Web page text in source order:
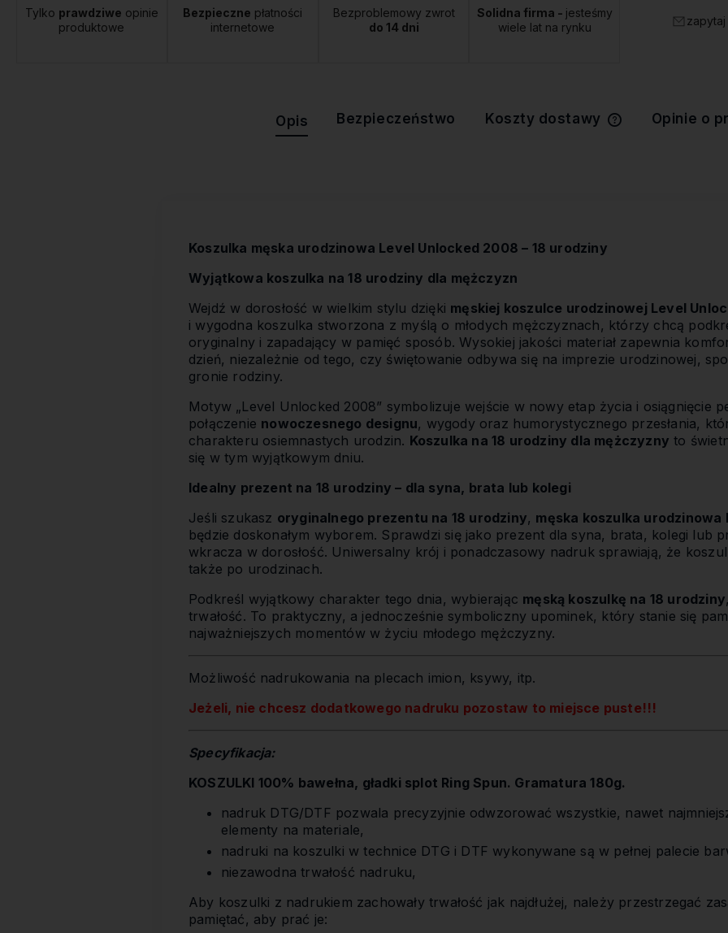
Tylko prawdziwe opinie
produktowe
Bezpieczne płatności
internetowe
Bezproblemowy zwrot
do 14 dni
Solidna firma - jesteśmy
wiele lat na rynku
Opis Bezpieczeństwo Koszty dostawy Opinie o
Koszulka męska urodzinowa Level Unlocked 2008 – 18 urodziny
Wyjątkowa koszulka na 18 urodziny dla mężczyzn
Wejdź w dorosłość w wielkim stylu dzięki męskiej koszulce urodzinowej Level
i wygodna koszulka stworzona z myślą o młodych mężczyznach, którzy chcą
oryginalny i zapadający w pamięć sposób. Wysokiej jakości materiał zapewnia
dzień, niezależnie od tego, czy świętowanie odbywa się na imprezie urodzinowej,
gronie rodziny.
Motyw „Level Unlocked 2008” symbolizuje wejście w nowy etap życia i osiągnięcie
połączenie nowoczesnego designu, wygody oraz humorystycznego przesłania,
charakteru osiemnastych urodzin. Koszulka na 18 urodziny dla mężczyzny to
się w tym wyjątkowym dniu.
Idealny prezent na 18 urodziny – dla syna, brata lub kolegi
Jeśli szukasz oryginalnego prezentu na 18 urodziny, męska koszulka
będzie doskonałym wyborem. Sprawdzi się jako prezent dla syna, brata, kolegi lub
wkracza w dorosłość. Uniwersalny krój i ponadczasowy nadruk sprawiają, że
także po urodzinach.
Podkreśl wyjątkowy charakter tego dnia, wybierając męską koszulkę na 18 urodziny
trwałość. To praktyczny, a jednocześnie symboliczny upominek, który stanie się
najważniejszych momentów w życiu młodego mężczyzny.
Możliwość nadrukowania na plecach imion, ksywy, itp.
Jeżeli, nie chcesz dodatkowego nadruku pozostaw to miejsce puste!!!
Specyfikacja:
KOSZULKI 100% bawełna, gładki splot Ring Spun. Gramatura 180g.
nadruk DTG/DTF pozwala precyzyjnie odwzorować wszystkie, nawet
elementy na materiale,
nadruki na koszulki w technice DTG i DTF wykonywane są w pełnej palecie
niezawodna trwałość nadruku,
Aby koszulki z nadrukiem zachowały trwałość jak najdłużej, należy przestrzegać
pamiętać, aby prać je: